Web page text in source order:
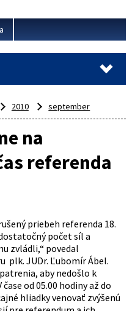
2010 september
na
referenda
priebeh referenda 18.
počet síl a
zvládli,“ povedal
plk. JUDr. Ľubomír Ábel.
aby nedošlo k
od 05.00 hodiny až do
hliadky venovať zvýšenú